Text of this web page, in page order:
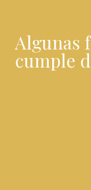
Algunas
cumple